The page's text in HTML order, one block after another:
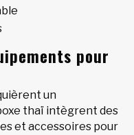
pour
un
thaï intègrent des
et accessoires pour